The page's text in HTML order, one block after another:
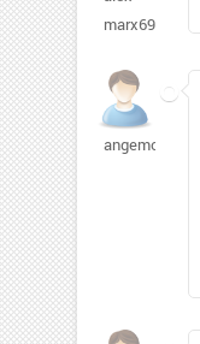
marx69
angemon69